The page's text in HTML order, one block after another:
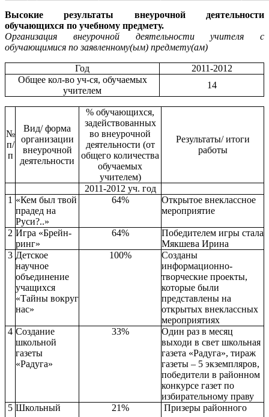
Высокие результаты внеурочной деятельности
обучающихся по учебному предмету.
Организация внеурочной деятельности учителя с
обучающимися по заявленному(ым) предмету(ам)
Год
2011-2012
Общее кол-во уч-ся, обучаемых
учителем
14
№
п/
п
Вид/ форма
организации
внеурочной
деятельности
% обучающихся,
задействованных
во внеурочной
деятельности (от
общего количества
обучаемых
учителем)
Результаты/ итоги
работы
2011-2012 уч. год
1 «Кем был твой
прадед на
Руси?..»
64%
Открытое внеклассное
мероприятие
2 Игра «Брейн-
ринг»
64%
Победителем игры стала
Мякшева Ирина
3 Детское
научное
объединение
учащихся
«Тайны вокруг
нас»
100%
Созданы
информационно-
творческие проекты,
которые были
представлены на
открытых внеклассных
мероприятиях
4 Создание
школьной
газеты
«Радуга»
33%
Один раз в месяц
выходи в свет школьная
газета «Радуга», тираж
газеты – 5 экземпляров,
победители в районном
конкурсе газет по
избирательному праву
5 Школьный
21%
Призеры районного